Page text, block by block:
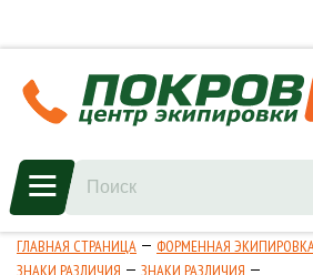
ГЛАВНАЯ СТРАНИЦА ФОРМЕННАЯ
ЗНАКИ РАЗЛИЧИЯ
ЗНАКИ РАЗЛИЧИЯ